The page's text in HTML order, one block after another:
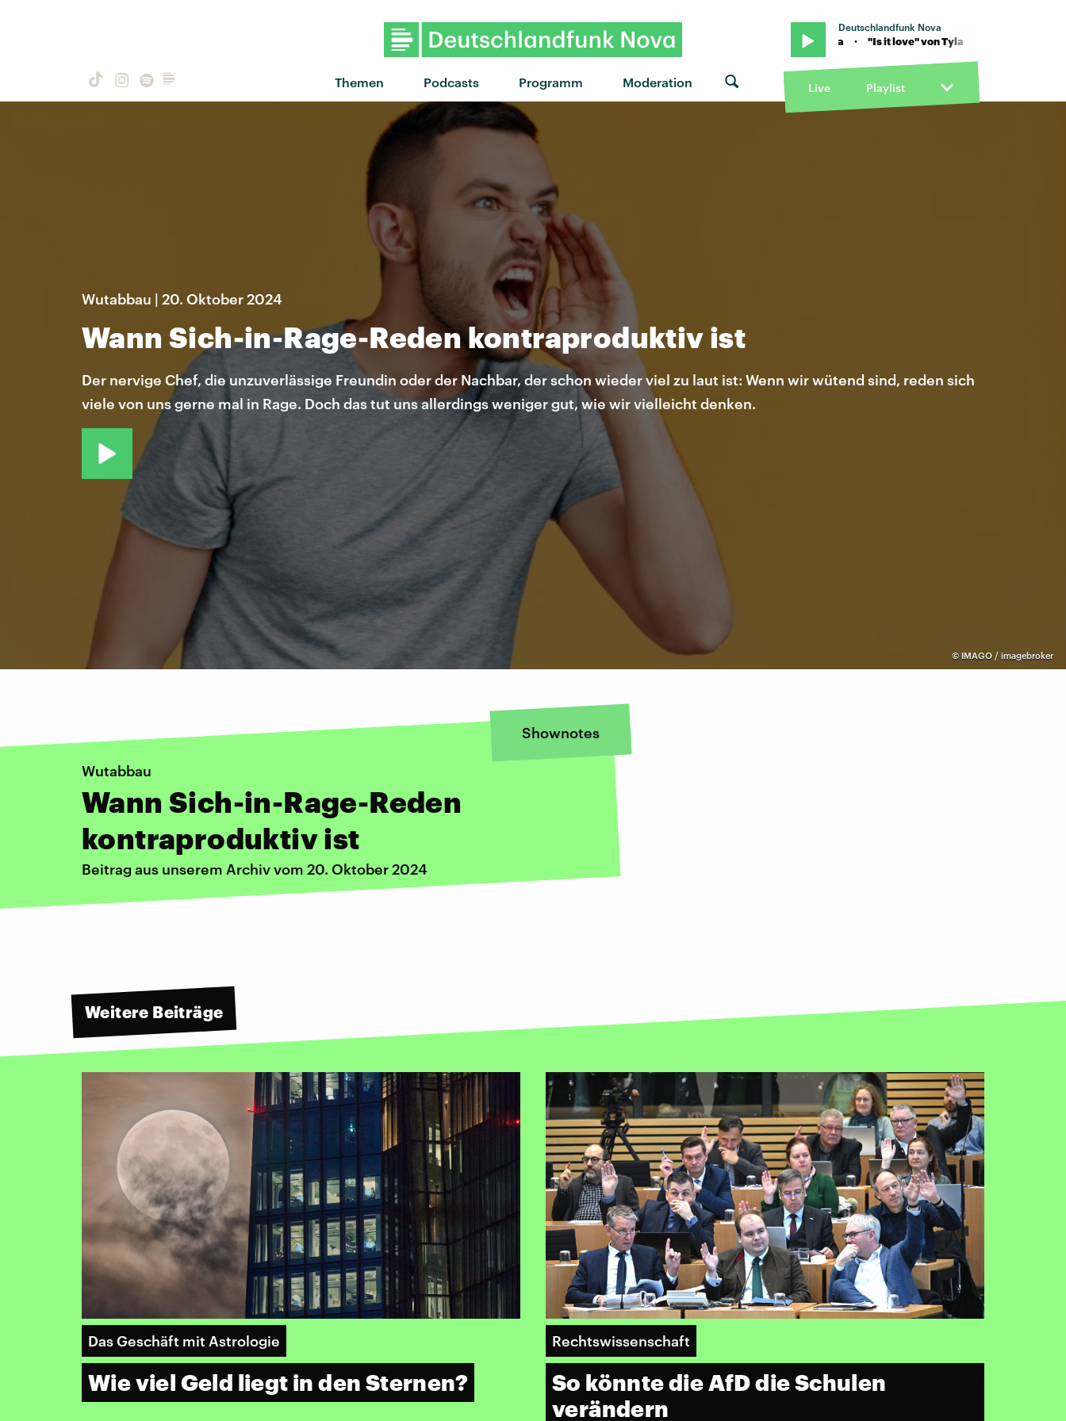
Themen Podcasts Programm Moderation
Deutschlandfunk Nova
"Is it love" von Tyla · "Is it love" von Tyla · "Is it love" von Tyla
Live Playlist
© IMAGO / imagebroker
Wutabbau | 20. Oktober 2024
Wann Sich-in-Rage-Reden kontraproduktiv ist
Der nervige Chef, die unzuverlässige Freundin oder der Nachbar, der schon wieder viel zu laut ist: Wenn wir wütend sind, reden sich
viele von uns gerne mal in Rage. Doch das tut uns allerdings weniger gut, wie wir vielleicht denken.
Shownotes
Wutabbau
Wann Sich-in-Rage-Reden
kontraproduktiv ist
Beitrag aus unserem Archiv vom 20. Oktober 2024
Weitere Beiträge
Das Geschäft mit Astrologie
Wie viel Geld liegt in den Sternen?
Rechtswissenschaft
So könnte die AfD die Schulen
verändern